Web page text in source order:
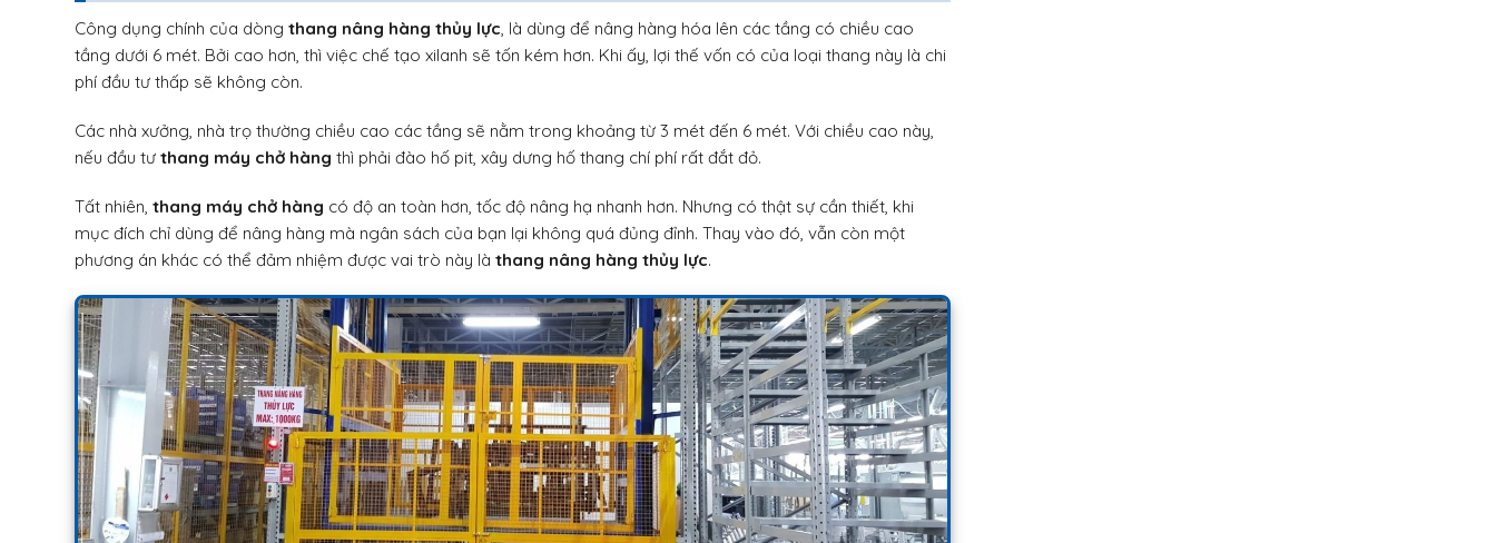
Công dụng chính của dòng thang nâng hàng thủy lực, là dùng để nâng hàng hóa lên các tầng có chiều cao
tầng dưới 6 mét. Bởi cao hơn, thì việc chế tạo xilanh sẽ tốn kém hơn. Khi ấy, lợi thế vốn có của loại thang này là chi
phí đầu tư thấp sẽ không còn.
Các nhà xưởng, nhà trọ thường chiều cao các tầng sẽ nằm trong khoảng từ 3 mét đến 6 mét. Với chiều cao này,
nếu đầu tư thang máy chở hàng thì phải đào hố pit, xây dưng hố thang chí phí rất đắt đỏ.
Tất nhiên, thang máy chở hàng có độ an toàn hơn, tốc độ nâng hạ nhanh hơn. Nhưng có thật sự cần thiết, khi
mục đích chỉ dùng để nâng hàng mà ngân sách của bạn lại không quá đủng đỉnh. Thay vào đó, vẫn còn một
phương án khác có thể đảm nhiệm được vai trò này là thang nâng hàng thủy lực.